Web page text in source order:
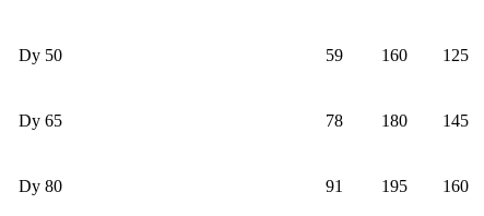
Dy 50 59 160 125
Dy 65 78 180 145
Dy 80 91 195 160